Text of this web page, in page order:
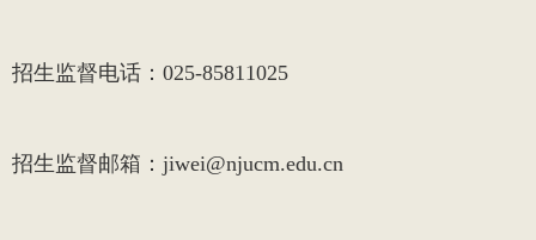
招生监督电话： 025-85811025
招生监督邮箱： jiwei@njucm.edu.cn